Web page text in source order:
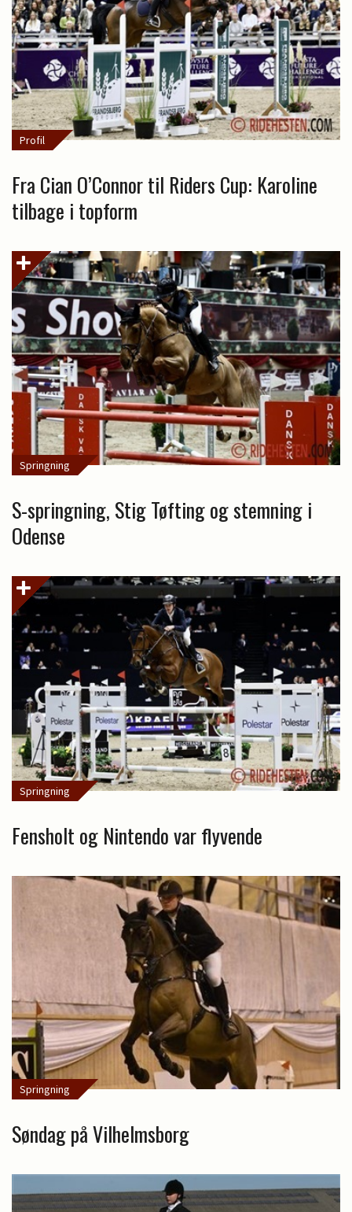
Profil
Fra Cian O’Connor til Riders Cup: Karoline
tilbage i topform
Springning
S-springning, Stig Tøfting og stemning i
Odense
Springning
Fensholt og Nintendo var flyvende
Springning
Søndag på Vilhelmsborg